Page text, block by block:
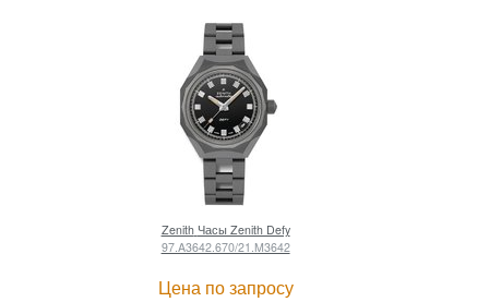
Zenith Часы Zenith Defy
97.A3642.670/21.M3642
Цена по запросу